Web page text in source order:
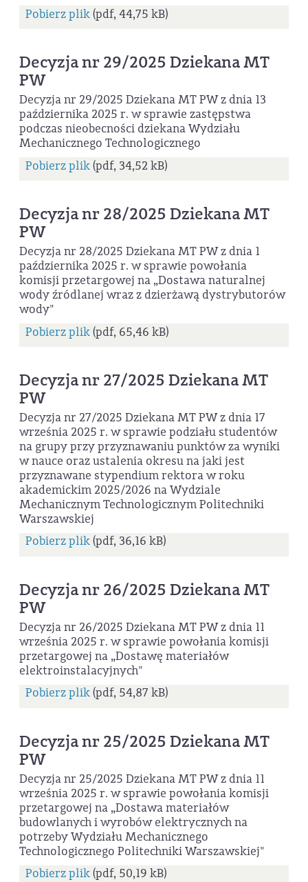
Pobierz plik(pdf, 44,75 kB)
Decyzja nr 29/2025 Dziekana MT
PW
Decyzja nr 29/2025 Dziekana MT PW z dnia 13
października 2025 r. w sprawie zastępstwa
podczas nieobecności dziekana Wydziału
Mechanicznego Technologicznego
Pobierz plik(pdf, 34,52 kB)
Decyzja nr 28/2025 Dziekana MT
PW
Decyzja nr 28/2025 Dziekana MT PW z dnia 1
października 2025 r. w sprawie powołania
komisji przetargowej na „Dostawa naturalnej
wody źródlanej wraz z dzierżawą dystrybutorów
wody"
Pobierz plik(pdf, 65,46 kB)
Decyzja nr 27/2025 Dziekana MT
PW
Decyzja nr 27/2025 Dziekana MT PW z dnia 17
września 2025 r. w sprawie podziału studentów
na grupy przy przyznawaniu punktów za wyniki
w nauce oraz ustalenia okresu na jaki jest
przyznawane stypendium rektora w roku
akademickim 2025/2026 na Wydziale
Mechanicznym Technologicznym Politechniki
Warszawskiej
Pobierz plik(pdf, 36,16 kB)
Decyzja nr 26/2025 Dziekana MT
PW
Decyzja nr 26/2025 Dziekana MT PW z dnia 11
września 2025 r. w sprawie powołania komisji
przetargowej na „Dostawę materiałów
elektroinstalacyjnych"
Pobierz plik(pdf, 54,87 kB)
Decyzja nr 25/2025 Dziekana MT
PW
Decyzja nr 25/2025 Dziekana MT PW z dnia 11
września 2025 r. w sprawie powołania komisji
przetargowej na „Dostawa materiałów
budowlanych i wyrobów elektrycznych na
potrzeby Wydziału Mechanicznego
Technologicznego Politechniki Warszawskiej"
Pobierz plik(pdf, 50,19 kB)